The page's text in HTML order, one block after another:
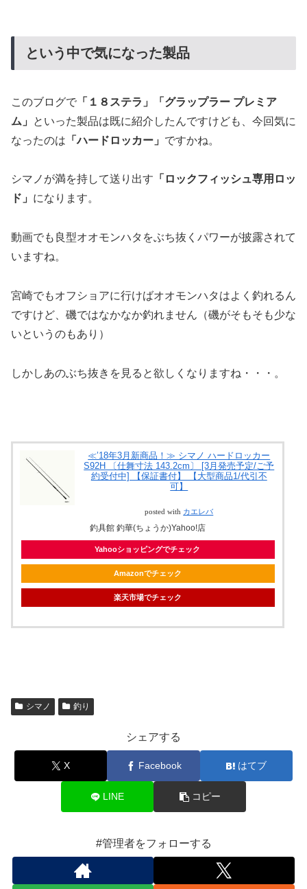
という中で気になった製品
このブログで 「１８ステラ」「グラップラー プレミア
ム」
といった製品は既に紹介したんですけども、今回気に
なったのは 「ハードロッカー」 ですかね。
シマノが満を持して送り出す 「ロックフィッシュ専用ロッ
ド」 になります。
動画でも良型オオモンハタをぶち抜くパワーが披露されて
いますね。
宮崎でもオフショアに行けばオオモンハタはよく釣れるん
ですけど、磯ではなかなか釣れません（磯がそもそも少な
いというのもあり）
しかしあのぶち抜きを見ると欲しくなりますね・・・。
≪’18年3月新商品！≫ シマノ ハードロッカー
S92H 〔仕舞寸法 143.2cm〕 [3月発売予定/ご予
約受付中] 【保証書付】 【大型商品1/代引不
可】
posted with カエレバ
釣具館 釣華(ちょうか)Yahoo!店
Yahooショッピングでチェック
Amazonでチェック
楽天市場でチェック
シマノ 釣り
シェアする
X Facebook はてブ
LINE コピー
#管理者をフォローする